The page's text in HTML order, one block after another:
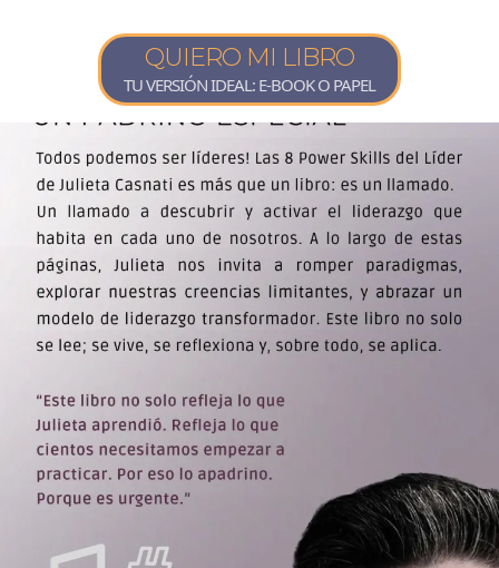
QUIERO MI LIBRO
TU VERSIÓN IDEAL: E-BOOK O PAPEL